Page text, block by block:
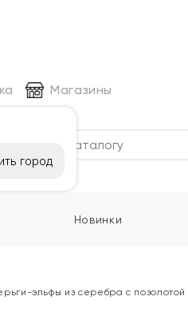
город
Магазины
Новинки
эльфы из серебра с позолотой